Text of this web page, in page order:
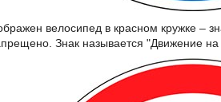
велосипед в красном кружке –
Знак называется "Движение